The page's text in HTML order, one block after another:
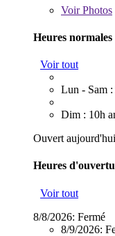
VoirPhotos
Heures normales
Voir tout
Lun - Sam
Dim : 10h
Ouvert
Heures
Voir tout
8/8/2026: Fermé
8/9/2026: